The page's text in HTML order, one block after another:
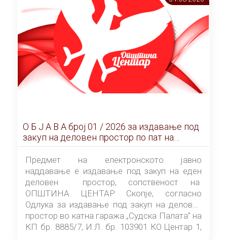
О Б Ј А В А брoj 01 / 2026 за издавање под
закуп на деловен простор по пат на
ЕЛЕКТРОНСКО ЈАВНО НАДДАВАЊЕ
Предмет на електронското јавно
наддавање е издавање под закуп на еден
деловен простор, сопственост на
ОПШТИНА ЦЕНТАР Скопје, согласно
Одлука за издавање под закуп на деловен
простор во катна гаража „Судска Палата” на
КП бр. 8885/7, И.Л. бр. 103901 КО Центар 1,